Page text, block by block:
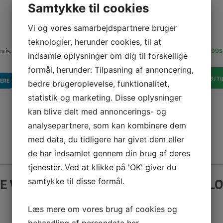
5.995,00KR
LÆS MERE
Vores pris:
TILFØJ
Vis flere produkter
VORES ANMELDELSER PÅ
Samtykke til cookies
Vi og vores samarbejdspartnere bruger
teknologier, herunder cookies, til at
indsamle oplysninger om dig til forskellige
formål, herunder: Tilpasning af annoncering,
bedre brugeroplevelse, funktionalitet,
statistik og marketing. Disse oplysninger
kan blive delt med annoncerings- og
analysepartnere, som kan kombinere dem
med data, du tidligere har givet dem eller
de har indsamlet gennem din brug af deres
tjenester. Ved at klikke på 'OK' giver du
samtykke til disse formål.
Læs mere om vores brug af cookies og